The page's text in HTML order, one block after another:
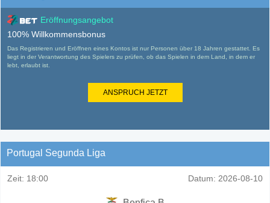
Eröffnungsangebot
100% Willkommensbonus
Das Registrieren und Eröffnen eines Kontos ist nur Personen über 18 Jahren gestattet. Es
liegt in der Verantwortung des Spielers zu prüfen, ob das Spielen in dem Land, in dem er
lebt, erlaubt ist.
ANSPRUCH JETZT
Portugal Segunda Liga
Zeit: 18:00 Datum: 2026-08-10